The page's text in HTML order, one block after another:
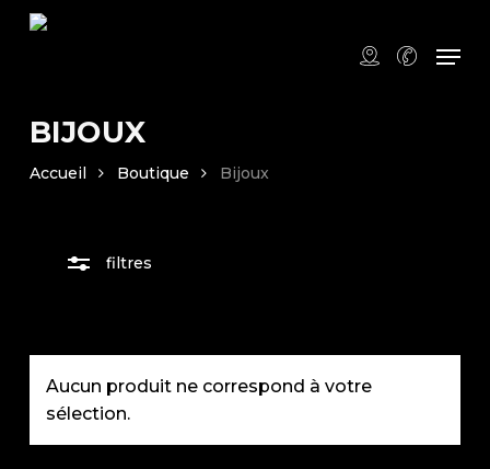
Skip
BIJOUX
Accueil Boutique Bijoux
filtres
Aucun produit ne correspond à votre
sélection.